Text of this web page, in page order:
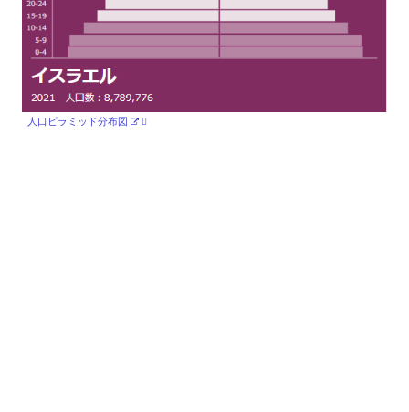
人口ピラミッド分布図